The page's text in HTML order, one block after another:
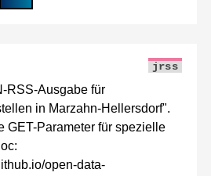
jrss
RSS-Ausgabe für
in Marzahn-Hellersdorf".
GET-Parameter für spezielle
open-data-